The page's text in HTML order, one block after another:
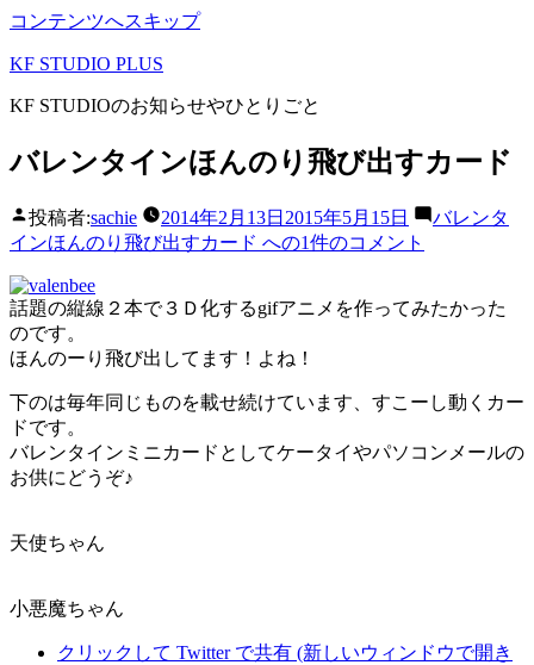
コンテンツへスキップ
KF STUDIO PLUS
KF STUDIOのお知らせやひとりごと
バレンタインほんのり飛び出すカード
投稿者:sachie 2014年2月13日 2015年5月15日
バレンタ
インほんのり飛び出すカード への1件のコメント
話題の縦線２本で３Ｄ化するgifアニメを作ってみたかった
のです。
ほんのーり飛び出してます！よね！
下のは毎年同じものを載せ続けています、すこーし動くカー
ドです。
バレンタインミニカードとしてケータイやパソコンメールの
お供にどうぞ♪
天使ちゃん
小悪魔ちゃん
クリックして Twitter で共有 (新しいウィンドウで開き